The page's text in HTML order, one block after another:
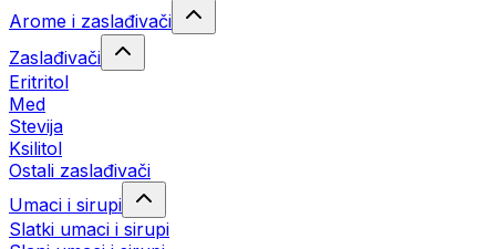
Arome i zaslađivači
Zaslađivači
Eritritol
Med
Stevija
Ksilitol
Ostali zaslađivači
Umaci i sirupi
Slatki umaci i sirupi